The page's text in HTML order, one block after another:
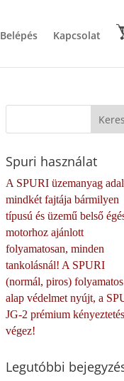
Belépés Kapcsolat
Spuri használat
A SPURI üzemanyag
mindkét fajtája bármilyen
típusú és üzemű belső
motorhoz ajánlott
folyamatosan, minden
tankolásnál! A SPURI
(normál, piros) folyamatos
alap védelmet nyújt, a
JG-2 prémium
végez!
Legutóbbi